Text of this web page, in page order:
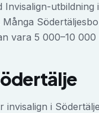
vara 5 000–10 000
invisalign i Södertälje